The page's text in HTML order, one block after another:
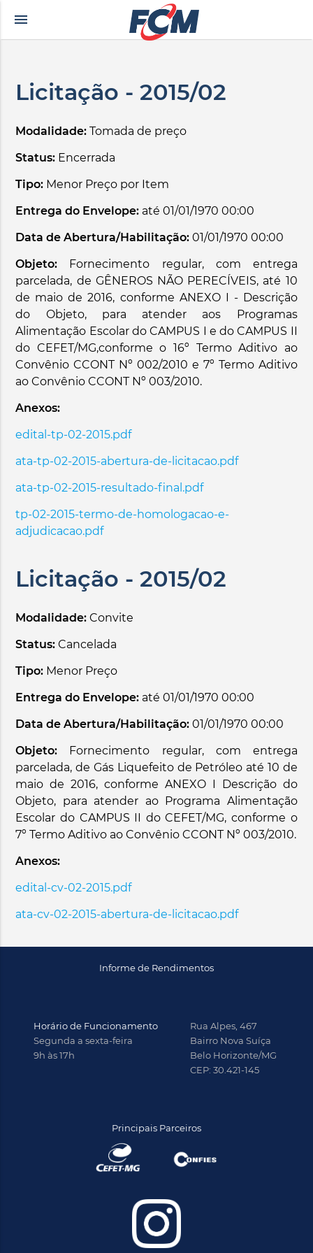
menu
Licitação - 2015/02
Modalidade:Tomada de preço
Status: Encerrada
Tipo: Menor Preço por Item
Entrega do Envelope: até 01/01/1970 00:00
Data de Abertura/Habilitação:01/01/1970 00:00
Objeto:
Fornecimento regular, com entrega
parcelada, de GÊNEROS NÃO PERECÍVEIS, até 10
de maio de 2016, conforme ANEXO I - Descrição
do Objeto, para atender aos Programas
Alimentação Escolar do CAMPUS I e do CAMPUS II
do CEFET/MG,conforme o 16º Termo Aditivo ao
Convênio CCONT Nº 002/2010 e 7º Termo Aditivo
ao Convênio CCONT Nº 003/2010.
Anexos:
edital-tp-02-2015.pdf
ata-tp-02-2015-abertura-de-licitacao.pdf
ata-tp-02-2015-resultado-final.pdf
tp-02-2015-termo-de-homologacao-e-
adjudicacao.pdf
Licitação - 2015/02
Modalidade:Convite
Status:Cancelada
Tipo: Menor Preço
Entrega do Envelope: até 01/01/1970 00:00
Data de Abertura/Habilitação:01/01/1970 00:00
Objeto:
Fornecimento regular, com entrega
parcelada, de Gás Liquefeito de Petróleo até 10 de
maio de 2016, conforme ANEXO I Descrição do
Objeto, para atender ao Programa Alimentação
Escolar do CAMPUS II do CEFET/MG, conforme o
7º Termo Aditivo ao Convênio CCONT Nº 003/2010.
Anexos:
edital-cv-02-2015.pdf
ata-cv-02-2015-abertura-de-licitacao.pdf
Informe de Rendimentos
Horário de Funcionamento
Segunda a sexta-feira
9h às 17h
Rua Alpes, 467
Bairro Nova Suíça
Belo Horizonte/MG
CEP: 30.421-145
Principais Parceiros